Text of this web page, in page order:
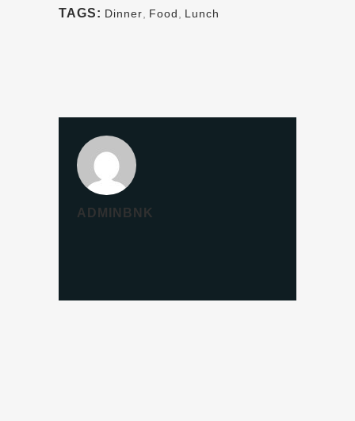
TAGS: Dinner Food Lunch
ADMINBNK